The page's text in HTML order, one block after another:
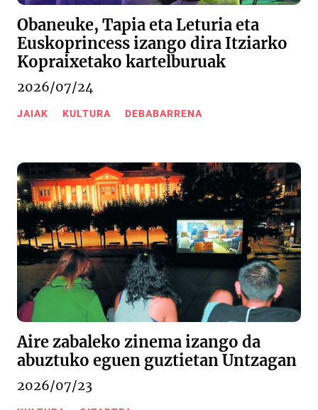
Obaneuke, Tapia eta Leturia eta
Euskoprincess izango dira Itziarko
Kopraixetako kartelburuak
2026/07/24
JAIAK KULTURA DEBABARRENA
Aire zabaleko zinema izango da
abuztuko eguen guztietan Untzagan
2026/07/23